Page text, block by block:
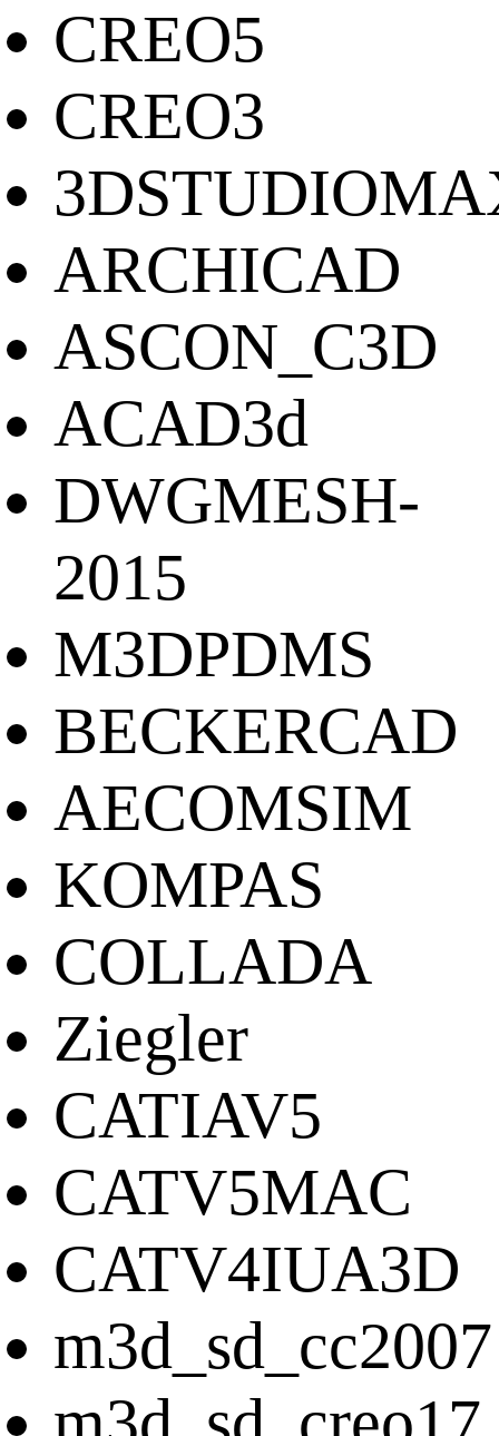
CREO5
CREO3
ARCHICAD
ASCON_C3D
ACAD3d
DWGMESH-
2015
M3DPDMS
BECKERCAD
AECOMSIM
KOMPAS
COLLADA
Ziegler
CATIAV5
CATV5MAC
CATV4IUA3D
m3d_sd_cc2007